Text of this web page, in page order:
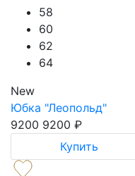
58
60
62
64
New
Юбка "Леопольд"
9200 9200 ₽
Купить